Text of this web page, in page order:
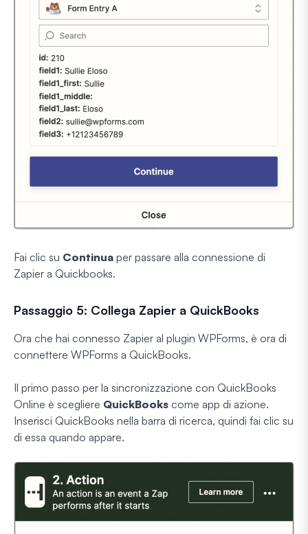
Fai clic su Continua per passare alla connessione di
Zapier a Quickbooks.
Passaggio 5: Collega Zapier a QuickBooks
Ora che hai connesso Zapier al plugin WPForms, è ora di
connettere WPForms a QuickBooks.
Il primo passo per la sincronizzazione con QuickBooks
Online è scegliere QuickBooks come app di azione.
Inserisci QuickBooks nella barra di ricerca, quindi fai clic su
di essa quando appare.